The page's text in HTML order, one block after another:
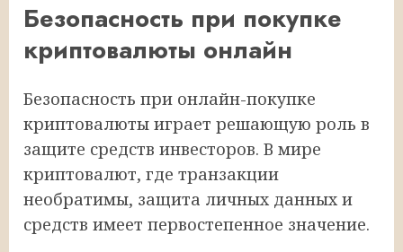
Безопасность при покупке
криптовалюты онлайн
Безопасность при онлайн-покупке
криптовалюты играет решающую роль в
защите средств инвесторов. В мире
криптовалют, где транзакции
необратимы, защита личных данных и
средств имеет первостепенное значение.